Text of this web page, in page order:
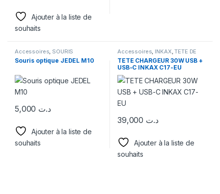
Ajouter à la liste de
souhaits
Accessoires, SOURIS
Souris optique JEDEL M10
د.ت
Ajouter à la liste de
souhaits
Accessoires, INKAX,TETE DE
CHARGEUR
TETE CHARGEUR 30W USB +
USB-C INKAX C17-EU
د.ت
Ajouter à la liste de
souhaits